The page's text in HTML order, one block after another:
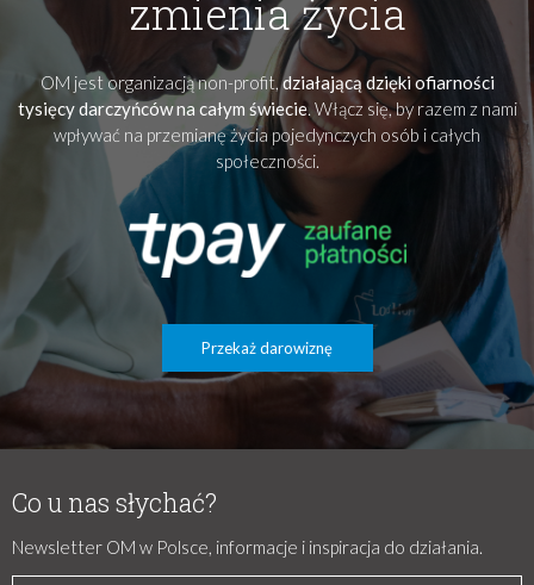
zmienia życia
OM jest organizacją non-profit,działającą dzięki ofiarności
tysięcy darczyńców na całym świecie. Włącz się, by razem z nami
wpływać na przemianę życia pojedynczych osób i całych
społeczności.
Przekaż darowiznę
Co u nas słychać?
Newsletter OM w Polsce, informacje i inspiracja do działania.